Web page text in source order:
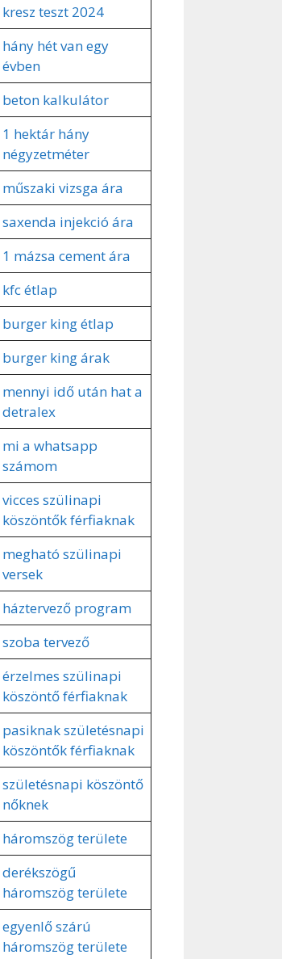
kresz teszt 2024
hány hét van egy
évben
beton kalkulátor
1 hektár hány
négyzetméter
műszaki vizsga ára
saxenda injekció ára
1 mázsa cement ára
kfc étlap
burger king étlap
burger king árak
mennyi idő után hat a
detralex
mi a whatsapp
számom
vicces szülinapi
köszöntők férfiaknak
megható szülinapi
versek
háztervező program
szoba tervező
érzelmes szülinapi
köszöntő férfiaknak
pasiknak születésnapi
köszöntők férfiaknak
születésnapi köszöntő
nőknek
háromszög területe
derékszögű
háromszög területe
egyenlő szárú
háromszög területe